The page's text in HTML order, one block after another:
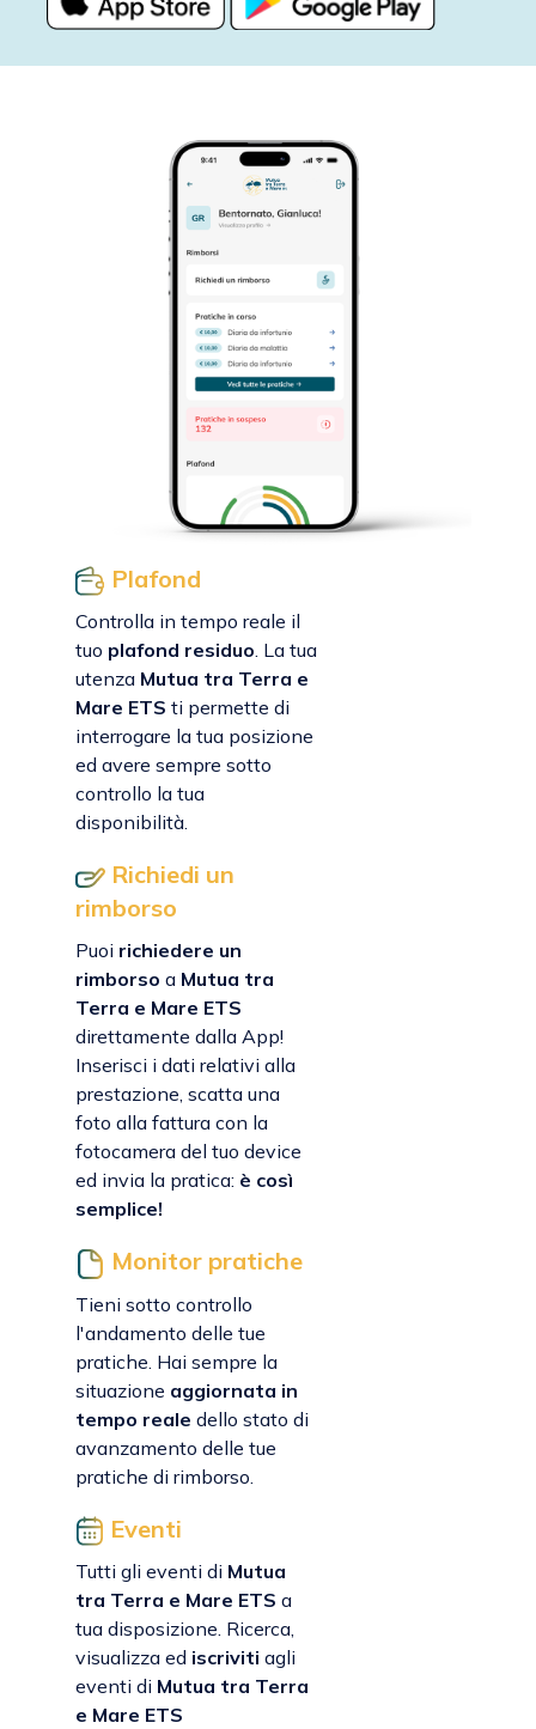
Plafond
Controlla in tempo reale il
tuo plafond residuo. La tua
utenza Mutua tra Terra e
Mare ETS ti permette di
interrogare la tua posizione
ed avere sempre sotto
controllo la tua
disponibilità.
Richiedi un
rimborso
Puoi richiedere un
rimborso a Mutua tra
Terra e Mare ETS
direttamente dalla App!
Inserisci i dati relativi alla
prestazione, scatta una
foto alla fattura con la
fotocamera del tuo device
ed invia la pratica: è così
semplice!
Monitor pratiche
Tieni sotto controllo
l'andamento delle tue
pratiche. Hai sempre la
situazione aggiornata in
tempo reale dello stato di
avanzamento delle tue
pratiche di rimborso.
Eventi
Tutti gli eventi di Mutua
tra Terra e Mare ETS a
tua disposizione. Ricerca,
visualizza ed iscriviti agli
eventi di Mutua tra Terra
e Mare ETS